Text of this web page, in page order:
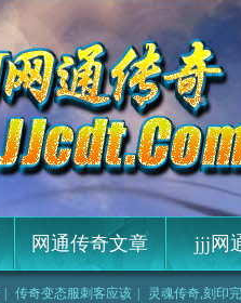
网通传奇文章 jjj网
传奇变态服刺客应该 灵魂传奇,刻印